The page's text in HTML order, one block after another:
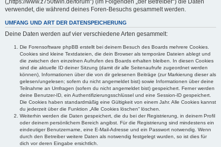
(„https://www.z750twin.de/forum“) (im Folgenden „der Betreiber“) die Daten
verwendet, die während deines Foren-Besuchs gesammelt werden.
UMFANG UND ART DER DATENSPEICHERUNG
Deine Daten werden auf vier verschiedene Arten gesammelt:
Die Forensoftware phpBB erstellt bei deinem Besuch des Boards mehrere Cookies.
Cookies sind kleine Textdateien, die dein Browser als temporäre Dateien ablegt und
die zwischen den einzelnen Aufrufen des Boards erhalten bleiben. In diesen Cookies
sind die aktuelle ID deiner Sitzung (damit dir alle Seitenaufrufe zugeordnet werden
können), Informationen über die von dir gelesenen Beiträge (zur Markierung dieser als
gelesen/ungelesen; sofern du nicht angemeldet bist) sowie Informationen über deine
Teilnahme an Umfragen (sofern du nicht angemeldet bist) gespeichert. Ferner werden
deine Benutzer-ID, ein Authentifizierungsschlüssel und eine Session-ID gespeichert.
Die Cookies haben standardmäßig eine Gültigkeit von einem Jahr. Alle Cookies kannst
du jederzeit über die Funktion „Alle Cookies löschen“ löschen.
Weiterhin werden die Daten gespeichert, die du bei der Registrierung, in deinem Profil
oder deinem persönlichem Bereich angibst. Für die Registrierung sind mindestens ein
eindeutiger Benutzername, eine E-Mail-Adresse und ein Passwort notwendig. Wenn
durch den Betreiber weitere Daten als notwendig festgelegt wurden, so ist dies für
dich vor deren Eingabe ersichtlich.